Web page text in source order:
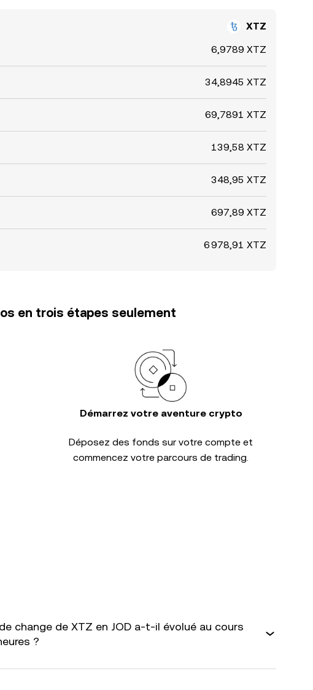
XTZ
6,9789 XTZ
34,8945 XTZ
69,7891 XTZ
139,58 XTZ
348,95 XTZ
697,89 XTZ
6 978,91 XTZ
en trois étapes seulement
Démarrez votre aventure crypto
Déposez des fonds sur votre compte et
commencez votre parcours de trading.
change de XTZ en JOD a-t-il évolué au cours
?